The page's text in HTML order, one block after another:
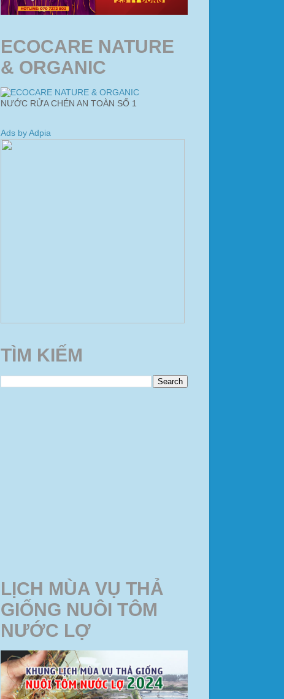
ECOCARE NATURE
& ORGANIC
NƯỚC RỬA CHÉN AN TOÀN SỐ 1
Ads by Adpia
TÌM KIẾM
LỊCH MÙA VỤ THẢ
GIỐNG NUÔI TÔM
NƯỚC LỢ